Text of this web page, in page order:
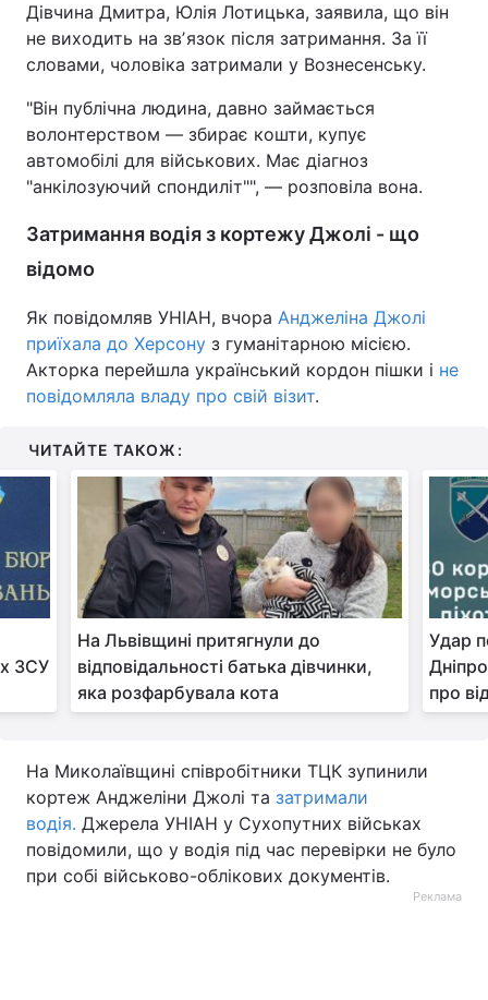
Тема оформлення
Дівчина Дмитра, Юлія Лотицька, заявила, що він
не виходить на звʼязок після затримання. За її
словами, чоловіка затримали у Вознесенську.
"Він публічна людина, давно займається
волонтерством — збирає кошти, купує
автомобілі для військових. Має діагноз
"анкілозуючий спондиліт"", — розповіла вона.
Затримання водія з кортежу Джолі - що
відомо
Як повідомляв УНІАН, вчора Анджеліна Джолі
приїхала до Херсону з гуманітарною місією.
Акторка перейшла український кордон пішки і не
повідомляла владу про свій візит.
ЧИТАЙТЕ ТАКОЖ:
ЗСУ
На Львівщині притягнули до
відповідальності батька дівчинки,
яка розфарбувала кота
Удар
про
На Миколаївщині співробітники ТЦК зупинили
кортеж Анджеліни Джолі та затримали
водія. Джерела УНІАН у Сухопутних військах
повідомили, що у водія під час перевірки не було
при собі військово-облікових документів.
Реклама